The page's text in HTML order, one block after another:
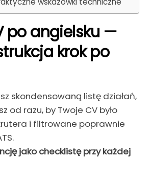
po angielsku —
krok po
skondensowaną listę działań,
od razu, by Twoje CV było
i filtrowane poprawnie
jako checklistę przy każdej